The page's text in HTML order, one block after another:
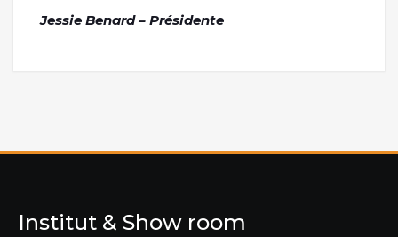
Jessie Benard – Présidente
Institut & Show room